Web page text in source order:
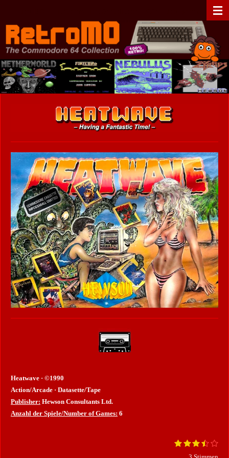
springen
Heatwave · ©1990
Action/Arcade · Datasette/Tape
Publisher: Hewson Consultants Ltd.
Anzahl der Spiele/Number of Games: 6
1
2
3
4
5 B